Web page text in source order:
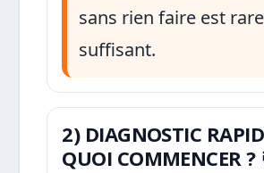
sans rien faire est
suffisant.
2) DIAGNOSTIC
QUOI COMMENCER ?